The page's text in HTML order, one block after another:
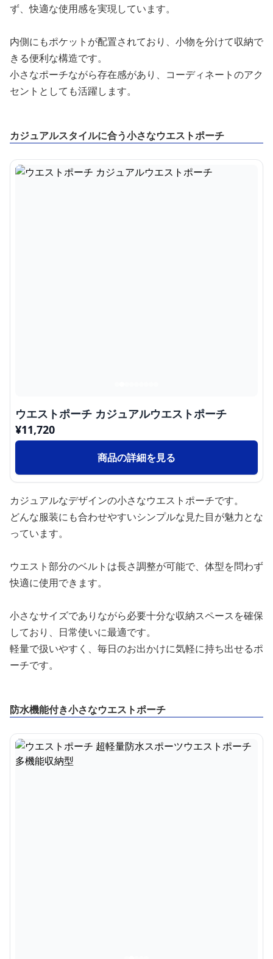
ず、快適な使用感を実現しています。
内側にもポケットが配置されており、小物を分けて収納で
きる便利な構造です。
小さなポーチながら存在感があり、コーディネートのアク
セントとしても活躍します。
カジュアルスタイルに合う小さなウエストポーチ
ウエストポーチ カジュアルウエストポーチ
¥11,720
商品の詳細を見る
カジュアルなデザインの小さなウエストポーチです。
どんな服装にも合わせやすいシンプルな見た目が魅力とな
っています。
ウエスト部分のベルトは長さ調整が可能で、体型を問わず
快適に使用できます。
小さなサイズでありながら必要十分な収納スペースを確保
しており、日常使いに最適です。
軽量で扱いやすく、毎日のお出かけに気軽に持ち出せるポ
ーチです。
防水機能付き小さなウエストポーチ